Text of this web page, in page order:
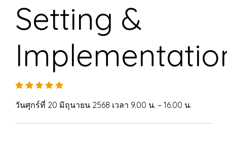
Setting &
วันศุกร์ที่ 20 มิถุนายน 2568 เวลา 9.00 น. – 16.00 น.